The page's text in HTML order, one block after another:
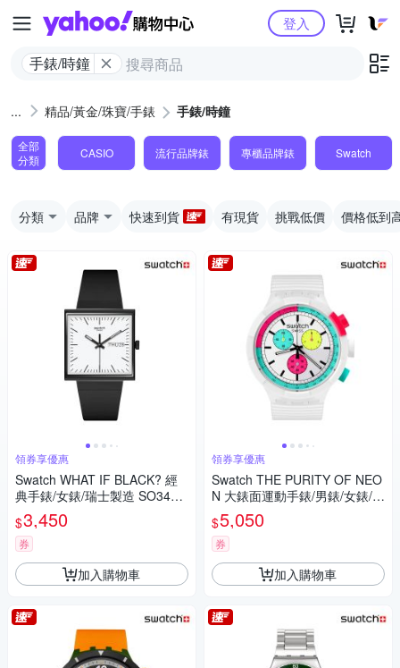
Yahoo購物中心
手錶/時鐘
登入
精品/黃金/珠寶/手錶 手錶/時鐘
全部
分類
CASIO 流行品牌錶 專櫃品牌錶 Swatch
分類 品牌 快速到貨 有現貨 挑戰低價 價格低到
領券享優惠
Swatch WHAT IF BLACK? 經
典手錶/女錶/瑞士製造 SO34B7
00 (33mm)
$3,450
券
加入購物車
領券享優惠
Swatch THE PURITY OF NEO
N 大錶面運動手錶/男錶/女錶/瑞
士製造 SB06W100 (47mm)
$5,050
券
加入購物車